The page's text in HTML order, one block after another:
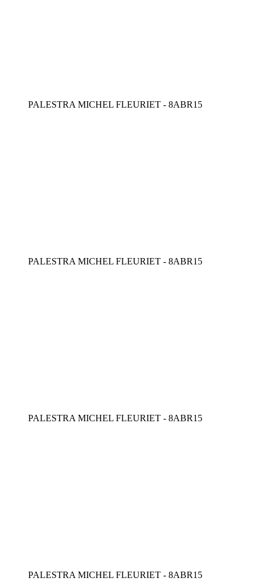
PALESTRA MICHEL FLEURIET - 8ABR15
PALESTRA MICHEL FLEURIET - 8ABR15
PALESTRA MICHEL FLEURIET - 8ABR15
PALESTRA MICHEL FLEURIET - 8ABR15